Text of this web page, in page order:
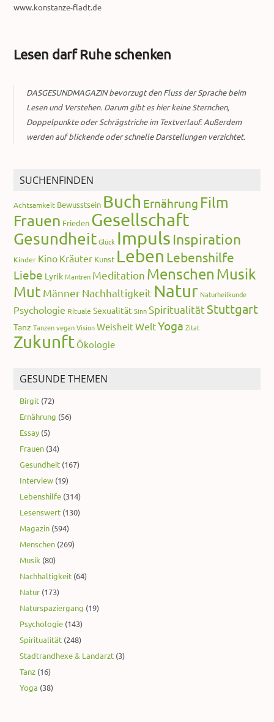
www.konstanze-fladt.de
Lesen darf Ruhe schenken
DASGESUNDMAGAZIN bevorzugt den Fluss der Sprache beim
Lesen und Verstehen. Darum gibt es hier keine Sternchen,
Doppelpunkte oder Schrägstriche im Textverlauf. Außerdem
werden auf blickende oder schnelle Darstellungen verzichtet.
SUCHENFINDEN
Achtsamkeit Bewusstsein Buch Ernährung Film
Frauen Frieden Gesellschaft
Gesundheit Glück Impuls Inspiration
Kinder Kino Kräuter Kunst Leben Lebenshilfe
Liebe Lyrik Mantren Meditation Menschen Musik
Mut MännerNachhaltigkeit Natur Naturheilkunde
Psychologie Rituale Sexualität Sinn SpiritualitätStuttgart
Tanz Tanzen vegan Vision WeisheitWeltYoga Zitat
Zukunft Ökologie
GESUNDE THEMEN
Birgit (72)
Ernährung (56)
Essay (5)
Frauen (34)
Gesundheit (167)
Interview (19)
Lebenshilfe (314)
Lesenswert (130)
Magazin (594)
Menschen (269)
Musik (80)
Nachhaltigkeit (64)
Natur (173)
Naturspaziergang (19)
Psychologie (143)
Spiritualität (248)
Stadtrandhexe & Landarzt (3)
Tanz (16)
Yoga (38)